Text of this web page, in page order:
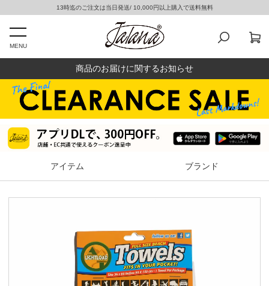
13時迄のご注文は当日発送/ 10,000円以上購入で送料無料
MENU
商品のお届けに関するお知らせ
アイテム ブランド